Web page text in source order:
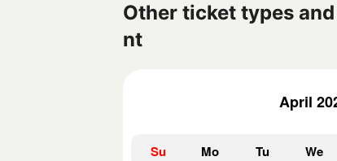
Other ticket types
nt
April
Su Mo Tu We